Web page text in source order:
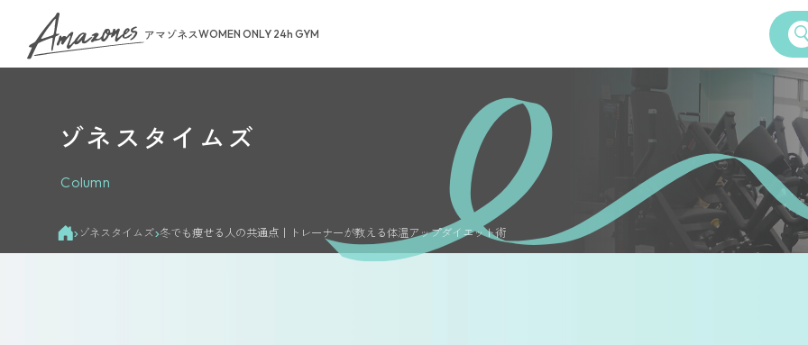
アマゾネスWOMEN ONLY 24h GYM
ゾネスタイムズ
店舗一覧
女性専用24時間ジム
Amazonesのパーソナルトレーニ
Dr.Amazones
AI姿勢診断・改善
ゾネスタイムズ
Column
› ゾネスタイムズ›冬でも痩せる人の共通点｜トレーナーが教える体温アップダイエット術